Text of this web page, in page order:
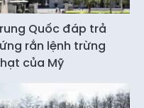
Quốc đáp trả
rắn lệnh trừng
của Mỹ